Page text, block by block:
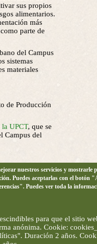
sus propios
alimentarios.
más
parte de
del Campus
sistemas
materiales
de Producción
UPCT, que se
Campus del
nuestros servicios y mostrarle
Puedes aceptarlas con el botón
Puedes ver toda la
para que el sitio
anónima. Cookie:
Duración 2 años.